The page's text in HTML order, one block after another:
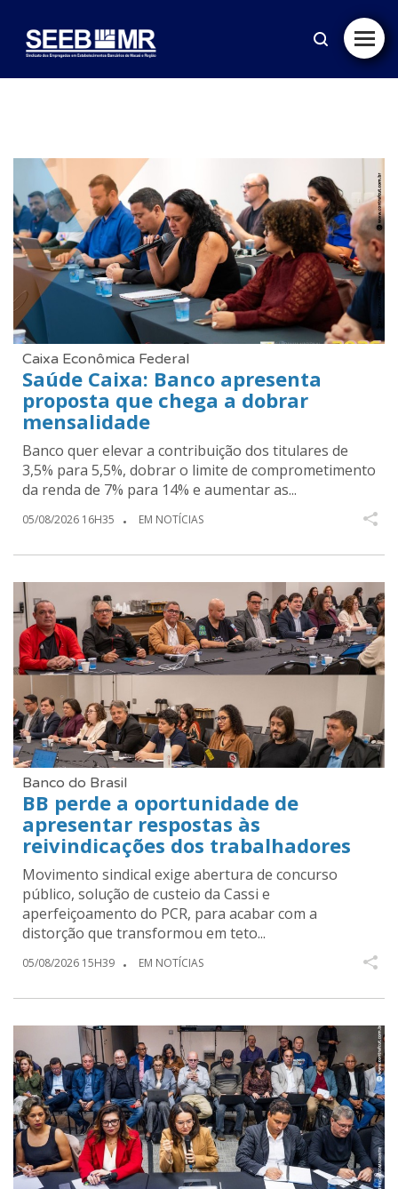
Caixa Econômica Federal
Saúde Caixa: Banco apresenta
proposta que chega a dobrar
mensalidade
Banco quer elevar a contribuição dos titulares de
3,5% para 5,5%, dobrar o limite de comprometimento
da renda de 7% para 14% e aumentar as...
05/08/2026 16H35 EM NOTÍCIAS
Banco do Brasil
BB perde a oportunidade de
apresentar respostas às
reivindicações dos trabalhadores
Movimento sindical exige abertura de concurso
público, solução de custeio da Cassi e
aperfeiçoamento do PCR, para acabar com a
distorção que transformou em teto...
05/08/2026 15H39 EM NOTÍCIAS